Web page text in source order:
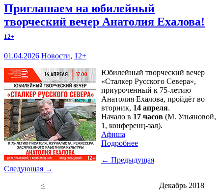
Приглашаем на юбилейный
творческий вечер Анатолия Ехалова!
12+
01.04.2026 Новости, 12+
Юбилейный творческий вечер
«Сталкер Русского Севера»,
приуроченный к 75-летию
Анатолия Ехалова, пройдёт во
вторник, 14 апреля.
Начало в 17 часов (М. Ульяновой,
1, конференц-зал).
Афиша
Подробнее
← Предыдущая
Следующая →
<
Декабрь 2018